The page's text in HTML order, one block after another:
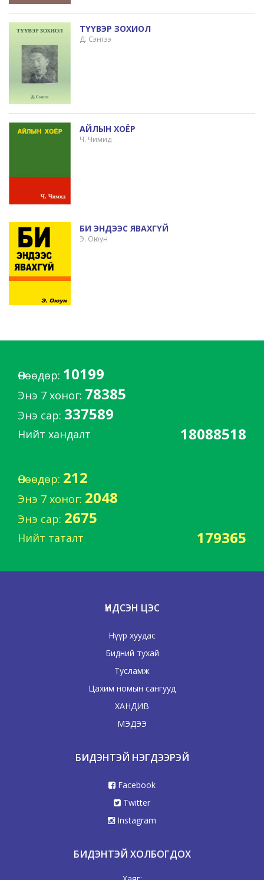
ТҮҮВЭР ЗОХИОЛ
Д. Сэнгээ
АЙЛЫН ХОЁР
Ч. Чимид
БИ ЭНДЭЭС ЯВАХГҮЙ
Э. Оюун
Өнөөдөр: 10199
Энэ 7 хоног: 78385
Энэ сар: 337589
Нийт хандалт 18088518
Өнөөдөр: 212
Энэ 7 хоног: 2048
Энэ сар: 2675
Нийт таталт 179365
ҮНДСЭН ЦЭС
Нүүр хуудас
Бидний тухай
Тусламж
Цахим номын сангууд
ХАНДИВ
МЭДЭЭ
БИДЭНТЭЙ НЭГДЭЭРЭЙ
Facebook
Twitter
Instagram
БИДЭНТЭЙ ХОЛБОГДОХ